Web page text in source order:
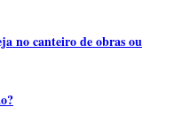
no canteiro de obras ou